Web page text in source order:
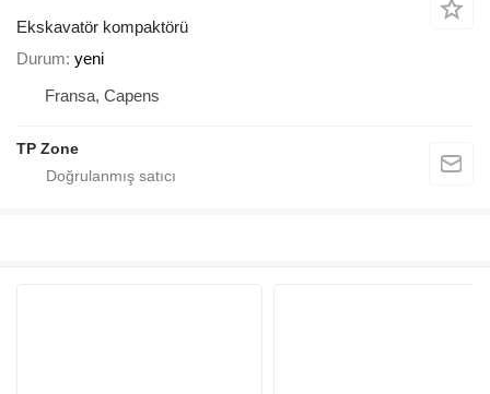
Ekskavatör kompaktörü
Durum yeni
Fransa, Capens
TP Zone